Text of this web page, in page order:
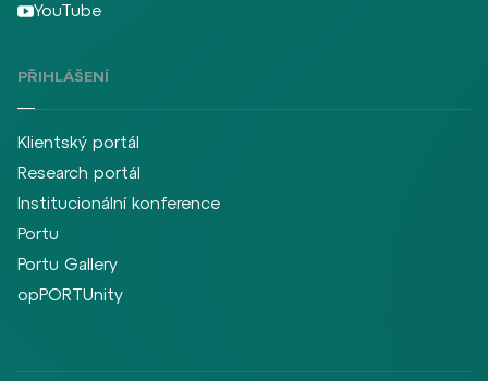
YouTube
PŘIHLÁŠENÍ
Klientský portál
Research portál
Institucionální konference
Portu
Portu Gallery
opPORTUnity